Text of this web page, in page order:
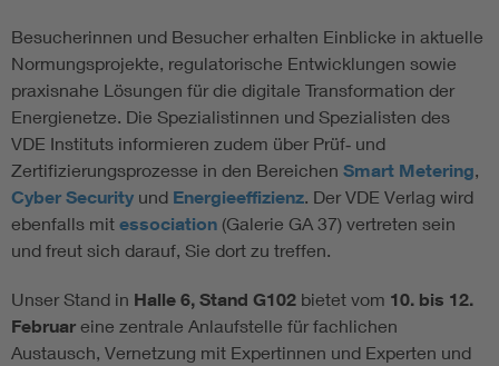
Besucherinnen und Besucher erhalten Einblicke in aktuelle
Normungsprojekte, regulatorische Entwicklungen sowie
praxisnahe Lösungen für die digitale Transformation der
Energienetze. Die Spezialistinnen und Spezialisten des
VDE Instituts informieren zudem über Prüf‑ und
Zertifizierungsprozesse in den Bereichen Smart Metering
Cyber Security und Energieeffizienz . Der VDE Verlag wird
ebenfalls mit essociation (Galerie GA 37) vertreten sein
und freut sich darauf, Sie dort zu treffen.
Unser Stand in Halle 6, Stand G102 bietet vom 10. bis 12.
Februar eine zentrale Anlaufstelle für fachlichen
Austausch, Vernetzung mit Expertinnen und Experten und